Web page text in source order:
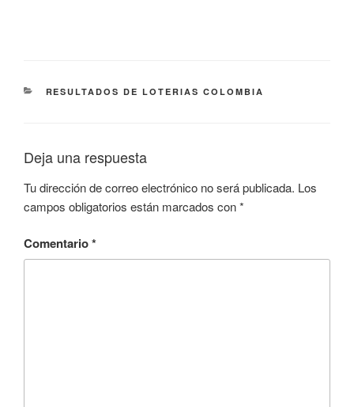
CATEGORÍAS
RESULTADOS DE LOTERIAS COLOMBIA
Deja una respuesta
Tu dirección de correo electrónico no será publicada. Los
campos obligatorios están marcados con*
Comentario*